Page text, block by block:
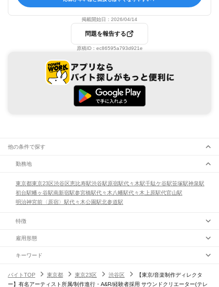
掲載開始日： 2026/04/14
問題を報告する
原稿ID： ec86595a793d921e
他の条件で探す
勤務地
東京都東京23区渋谷区恵比寿駅渋谷駅原宿駅代々木駅千駄ケ谷駅笹塚駅神泉駅
初台駅幡ヶ谷駅南新宿駅参宮橋駅代々木八幡駅代々木上原駅代官山駅
明治神宮前〈原宿〉駅代々木公園駅北参道駅
特徴
雇用形態
キーワード
バイトTOP 東京都 東京23区 渋谷区
【東京/音楽制作ディレクタ
ー】有名アーティスト所属/制作進行・A&R/経験者採用 サウンドクリエーター(テレ